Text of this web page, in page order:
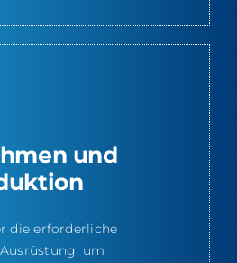
und
die erforderliche
um